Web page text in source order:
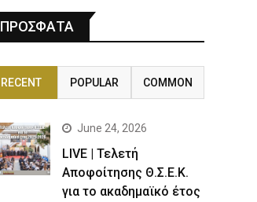
ΠΡΟΣΦΑΤΑ
RECENT POPULAR COMMON
June 24, 2026
LIVE | Τελετή
Αποφοίτησης Θ.Σ.Ε.Κ.
για το ακαδημαϊκό έτος